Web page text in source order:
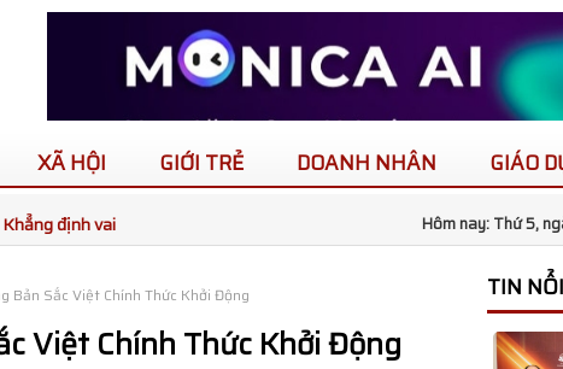
XÃ HỘI GIỚI TRẺ DOANH NHÂN GIÁO
2025
Hôm nay: Thứ 5,
Bản Sắc Việt Chính Thức Khởi Động
Việt Chính Thức Khởi Động
TIN